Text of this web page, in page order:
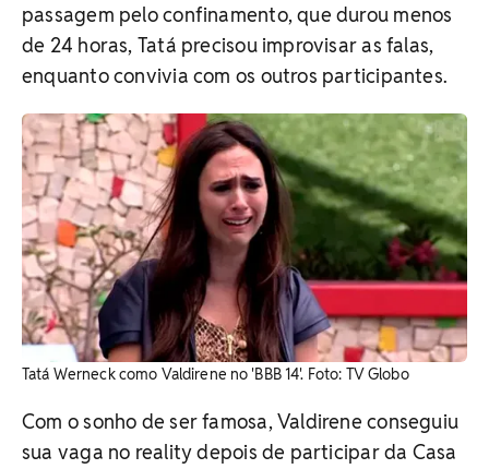
passagem pelo confinamento, que durou menos
de 24 horas, Tatá precisou improvisar as falas,
enquanto convivia com os outros participantes.
Tatá Werneck como Valdirene no 'BBB 14'. Foto: TV Globo
Com o sonho de ser famosa, Valdirene conseguiu
sua vaga no reality depois de participar da Casa